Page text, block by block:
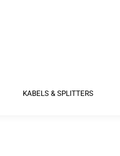
KABELS & SPLITTERS